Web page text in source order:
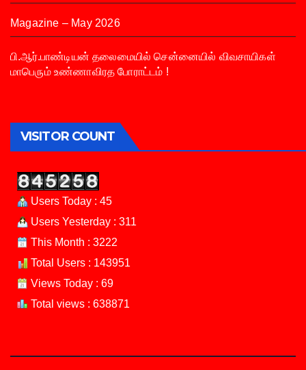
Magazine – May 2026
பி.ஆர்.பாண்டியன் தலைமையில் சென்னையில் விவசாயிகள்
மாபெரும் உண்ணாவிரத போராட்டம் !
VISITOR COUNT
Users Today : 45
Users Yesterday : 311
This Month : 3222
Total Users : 143951
Views Today : 69
Total views : 638871